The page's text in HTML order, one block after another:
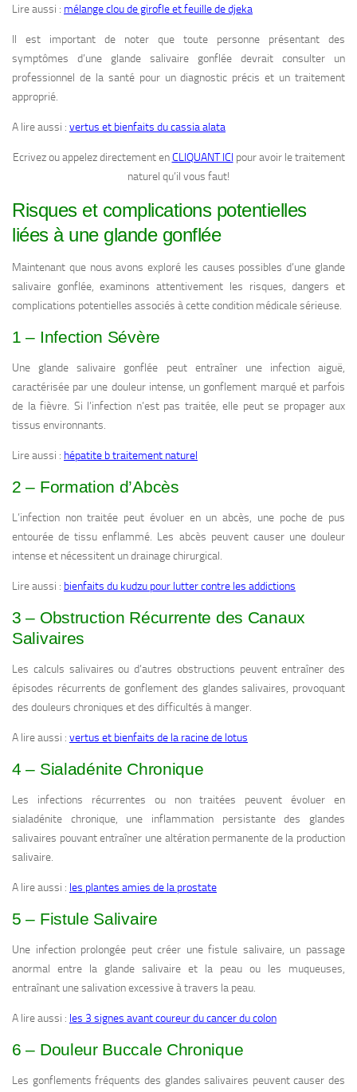
Lire aussi : mélange clou de girofle et feuille de djeka
Il est important de noter que toute personne présentant des
symptômes d’une glande salivaire gonflée devrait consulter un
professionnel de la santé pour un diagnostic précis et un traitement
approprié.
A lire aussi : vertus et bienfaits du cassia alata
Ecrivez ou appelez directement enCLIQUANT ICI pour avoir le traitement
naturel qu’il vous faut!
Risques et complications potentielles
liées à une glande gonflée
Maintenant que nous avons exploré les causes possibles d’une glande
salivaire gonflée, examinons attentivement les risques, dangers et
complications potentielles associés à cette condition médicale sérieuse.
1 – Infection Sévère
Une glande salivaire gonflée peut entraîner une infection aiguë,
caractérisée par une douleur intense, un gonflement marqué et parfois
de la fièvre. Si l’infection n’est pas traitée, elle peut se propager aux
tissus environnants.
Lire aussi : hépatite b traitement naturel
2 – Formation d’Abcès
L’infection non traitée peut évoluer en un abcès, une poche de pus
entourée de tissu enflammé. Les abcès peuvent causer une douleur
intense et nécessitent un drainage chirurgical.
Lire aussi : bienfaits du kudzu pour lutter contre les addictions
3 – Obstruction Récurrente des Canaux
Salivaires
Les calculs salivaires ou d’autres obstructions peuvent entraîner des
épisodes récurrents de gonflement des glandes salivaires, provoquant
des douleurs chroniques et des difficultés à manger.
A lire aussi : vertus et bienfaits de la racine de lotus
4 – Sialadénite Chronique
Les infections récurrentes ou non traitées peuvent évoluer en
sialadénite chronique, une inflammation persistante des glandes
salivaires pouvant entraîner une altération permanente de la production
salivaire.
A lire aussi : les plantes amies de la prostate
5 – Fistule Salivaire
Une infection prolongée peut créer une fistule salivaire, un passage
anormal entre la glande salivaire et la peau ou les muqueuses,
entraînant une salivation excessive à travers la peau.
A lire aussi : les 3 signes avant coureur du cancer du colon
6 – Douleur Buccale Chronique
Les gonflements fréquents des glandes salivaires peuvent causer des